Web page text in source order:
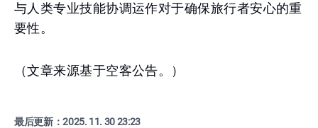
与人类专业技能协调运作对于确保旅行者安心的重
要性。
（文章来源基于空客公告。）
最后更新：2025. 11. 30 23:23